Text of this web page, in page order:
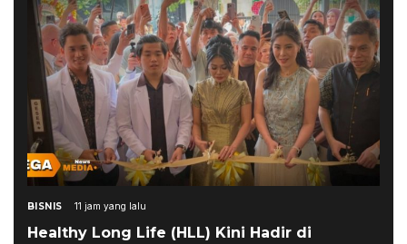
BISNIS 11 jam yang lalu
Healthy Long Life (HLL) Kini Hadir di